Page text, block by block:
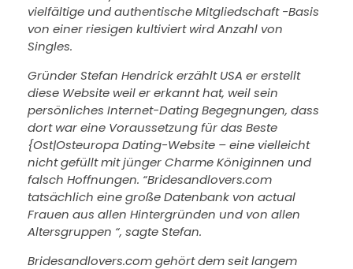
vielfältige und authentische Mitgliedschaft -Basis
von einer riesigen kultiviert wird Anzahl von
Singles.
Gründer Stefan Hendrick erzählt USA er erstellt
diese Website weil er erkannt hat, weil sein
persönliches Internet-Dating Begegnungen, dass
dort war eine Voraussetzung für das Beste
{Ost|Osteuropa Dating-Website – eine vielleicht
nicht gefüllt mit jünger Charme Königinnen und
falsch Hoffnungen. “Bridesandlovers.com
tatsächlich eine große Datenbank von actual
Frauen aus allen Hintergründen und von allen
Altersgruppen “, sagte Stefan.
Bridesandlovers.com gehört dem seit langem